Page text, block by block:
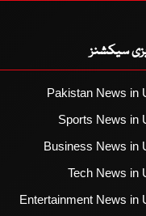
سیکشنز
Pakistan News in
Sports News in
Business News in
Tech News in
Entertainment News in